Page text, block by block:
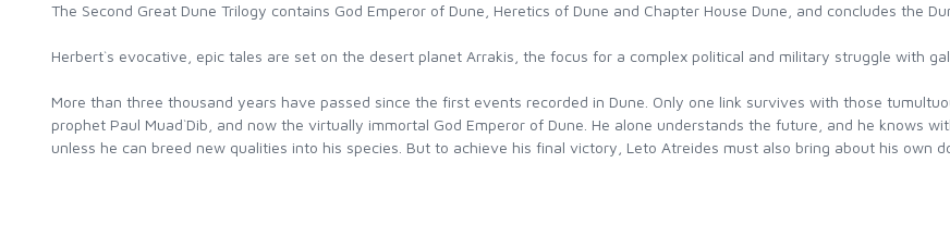
The Second Great Dune Trilogy contains God Emperor of Dune, Heretics of Dune and Chapter House Dune, and concludes the
Herbert`s evocative, epic tales are set on the desert planet Arrakis, the focus for a complex political and military struggle with
More than three thousand years have passed since the first events recorded in Dune. Only one link survives with those
prophet Paul Muad`Dib, and now the virtually immortal God Emperor of Dune. He alone understands the future, and he knows
unless he can breed new qualities into his species. But to achieve his final victory, Leto Atreides must also bring about his own